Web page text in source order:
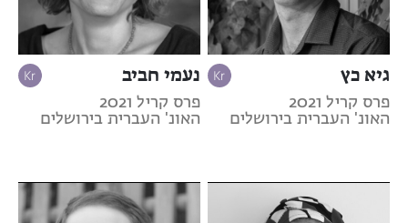
גיא כץ
פרס קריל 2021
האונ' העברית בירושלים
נעמי חביב
פרס קריל 2021
האונ' העברית בירושלים